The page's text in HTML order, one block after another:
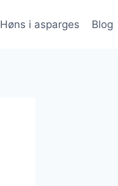
Høns i asparges Blog